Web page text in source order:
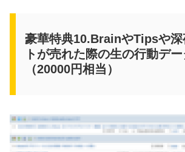
豪華特典10.BrainやTipsや深
トが売れた際の生の行動デ
（20000円相当）